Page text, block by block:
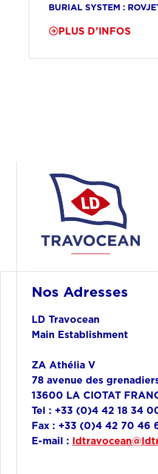
BURIAL SYSTEM :
PLUS D’INFOS
Nos Adresses
LD Travocean
Main Establishment
ZA Athélia V
78 avenue des
13600 LA CIOTAT
Tel : +33 (0)4 42 18 34
Fax : +33 (0)4 42 70 46
E-mail :